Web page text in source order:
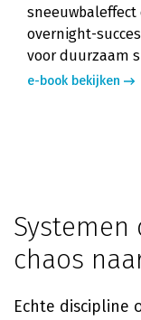
overnight-
voor duurzaam
e-book bekijken
Systemen
chaos
Echte discipline